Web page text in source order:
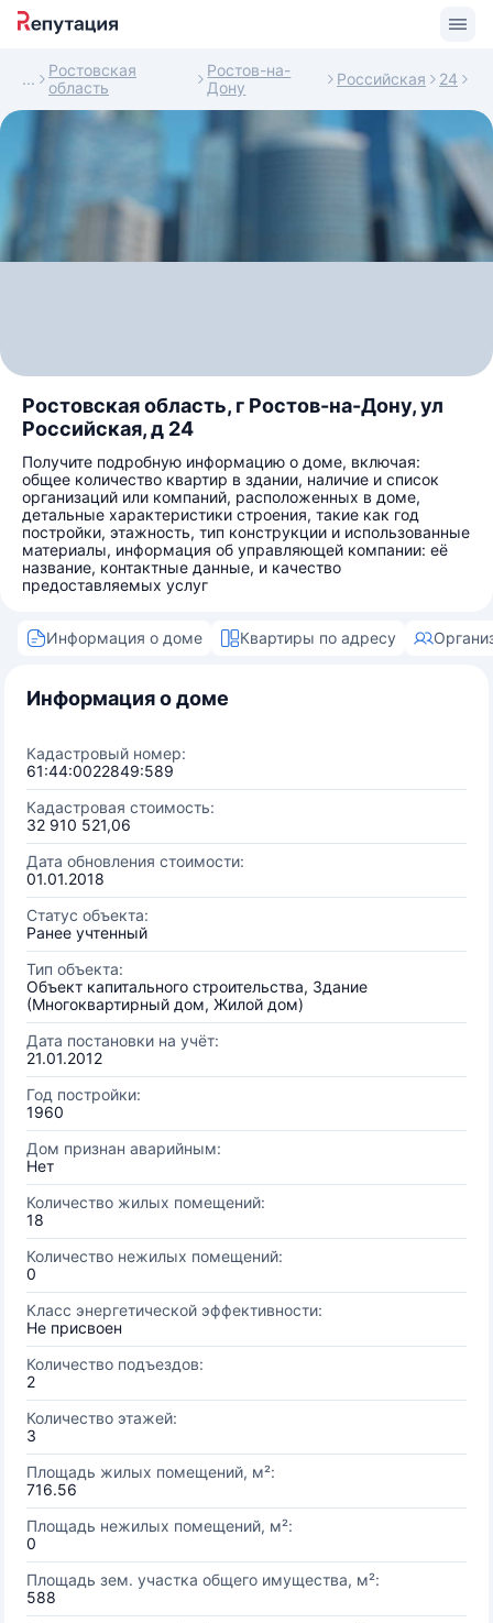
Ростовская
область
Ростов-на-
Дону
Российская 24
Ростовская область, г Ростов-на-Дону, ул
Российская, д 24
Получите подробную информацию о доме, включая:
общее количество квартир в здании, наличие и список
организаций или компаний, расположенных в доме,
детальные характеристики строения, такие как год
постройки, этажность, тип конструкции и использованные
материалы, информация об управляющей компании: её
название, контактные данные, и качество
предоставляемых услуг
Информация о доме Квартиры по адресу
Информация о доме
Кадастровый номер:
61:44:0022849:589
Кадастровая стоимость:
32 910 521,06
Дата обновления стоимости:
01.01.2018
Статус объекта:
Ранее учтенный
Тип объекта:
Объект капитального строительства, Здание
(Многоквартирный дом, Жилой дом)
Дата постановки на учёт:
21.01.2012
Год постройки:
1960
Дом признан аварийным:
Нет
Количество жилых помещений:
18
Количество нежилых помещений:
0
Класс энергетической эффективности:
Не присвоен
Количество подъездов:
2
Количество этажей:
3
Площадь жилых помещений, м²:
716.56
Площадь нежилых помещений, м²:
0
Площадь зем. участка общего имущества, м²:
588